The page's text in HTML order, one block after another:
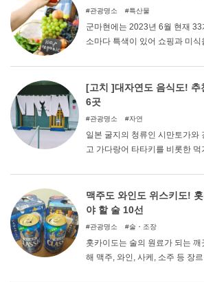
관광명소 특산물
군마현에는 2023년 6월 현재
소마다 특색이 있어 쇼핑과 미
누구나 만족할 수 있을 것이다.
함께 각각의 추천 맛집을 정리해
[고치 ]대자연도 음식도! 추
6곳
관광명소 자연
일본 굴지의 청류인 시만토가와
고 가다랑어 타타키를 비롯한
치현은 매력 넘치는 명소가 많
브 명소를 소개합니다.
맥주도 와인도 위스키도!
야 할 술 10선
관광명소 술・조장
홋카이도는 술의 원료가 되는
해 맥주, 와인, 사케, 소주 등 장
생산되고 있다. 그 중에는 홋카